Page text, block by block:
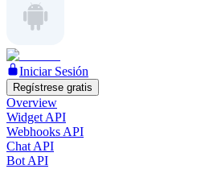
Iniciar Sesión
Regístrese gratis
Overview
Widget API
Webhooks API
Chat API
Bot API